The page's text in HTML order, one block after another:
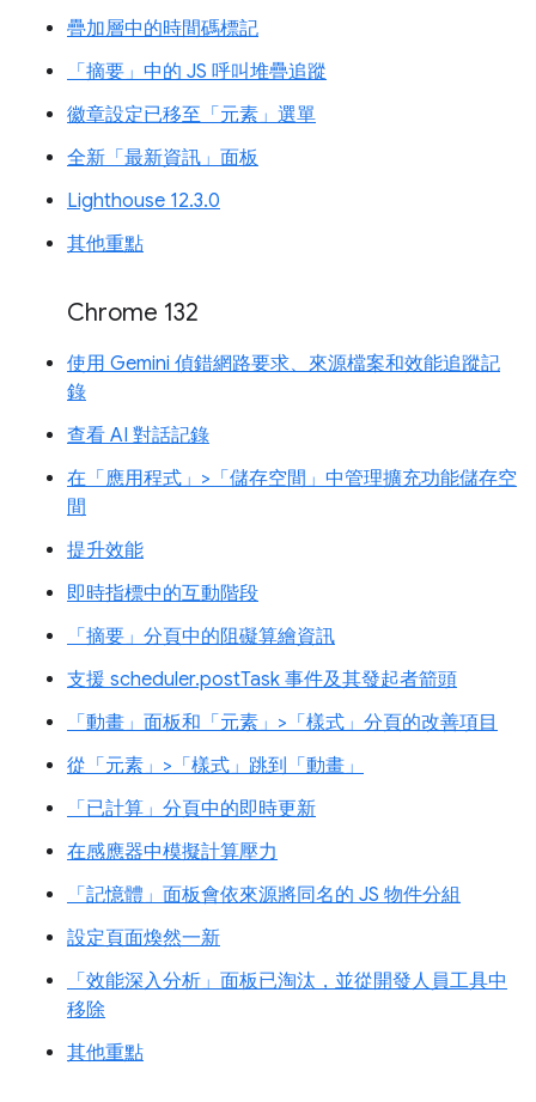
疊加層中的時間碼標記
「摘要」中的 JS 呼叫堆疊追蹤
徽章設定已移至「元素」選單
全新「最新資訊」面板
Lighthouse 12.3.0
其他重點
Chrome 132
使用 Gemini 偵錯網路要求、來源檔案和效能追蹤記
錄
查看 AI 對話記錄
在「應用程式」>「儲存空間」中管理擴充功能儲存空
間
提升效能
即時指標中的互動階段
「摘要」分頁中的阻礙算繪資訊
支援 scheduler.postTask 事件及其發起者箭頭
「動畫」面板和「元素」>「樣式」分頁的改善項目
從「元素」>「樣式」跳到「動畫」
「已計算」分頁中的即時更新
在感應器中模擬計算壓力
「記憶體」面板會依來源將同名的 JS 物件分組
設定頁面煥然一新
「效能深入分析」面板已淘汰，並從開發人員工具中
移除
其他重點